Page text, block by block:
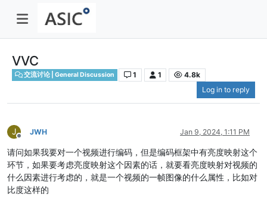
VVC
交流讨论 | General Discussion 1 1
4.8k
Log in to reply
J
Offline
JWH Jan 9, 2024, 1:11 PM
请问如果我要对一个视频进行编码，但是编码框架中有亮度映射这个
环节，如果要考虑亮度映射这个因素的话，就要看亮度映射对视频的
什么因素进行考虑的，就是一个视频的一帧图像的什么属性，比如对
比度这样的